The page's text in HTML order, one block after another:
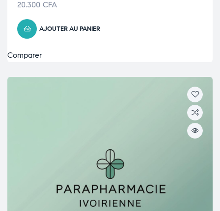
20.300 CFA
AJOUTER AU PANIER
Comparer